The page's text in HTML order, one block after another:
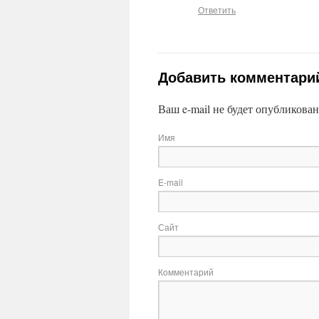
Ответить
Добавить
Ваш e-mail не будет
Имя
E-mail
Сайт
Комментарий